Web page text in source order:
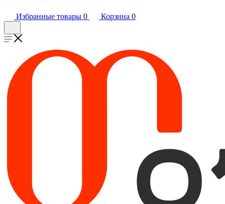
Избранные товары 0 Корзина 0